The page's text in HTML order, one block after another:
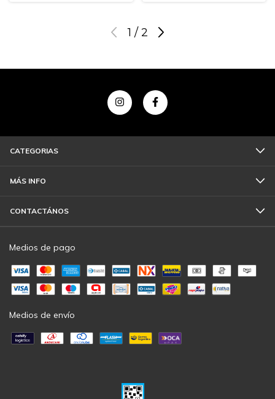
1 / 2
CATEGORIAS
MÁS INFO
CONTACTÁNOS
Medios de pago
Medios de envío